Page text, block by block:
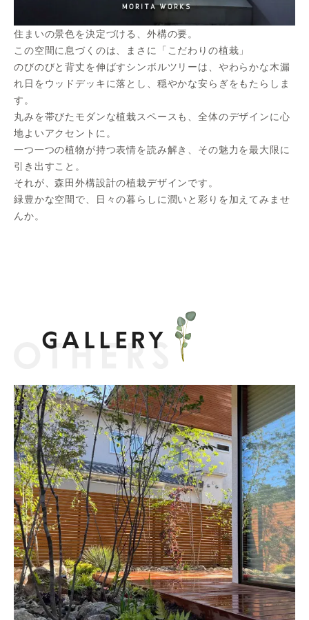
住まいの景色を決定づける、外構の要。
この空間に息づくのは、まさに「こだわりの植栽」
のびのびと背丈を伸ばすシンボルツリーは、やわらかな木漏
れ日をウッドデッキに落とし、穏やかな安らぎをもたらしま
す。
丸みを帯びたモダンな植栽スペースも、全体のデザインに心
地よいアクセントに。
一つ一つの植物が持つ表情を読み解き、その魅力を最大限に
引き出すこと。
それが、森田外構設計の植栽デザインです。
緑豊かな空間で、日々の暮らしに潤いと彩りを加えてみませ
んか。
GALLERY